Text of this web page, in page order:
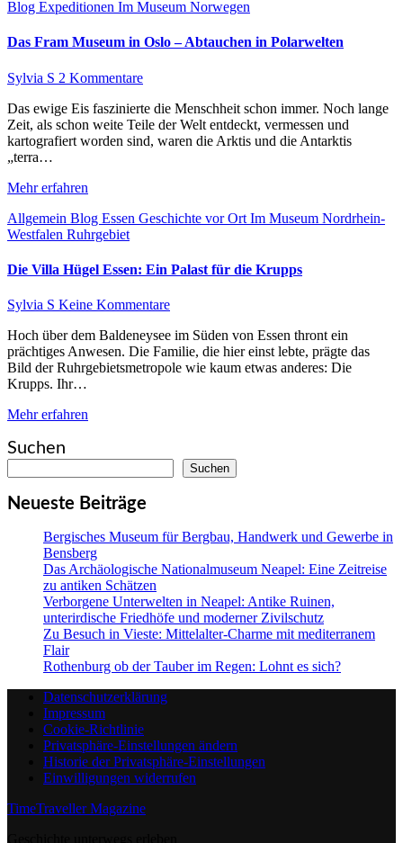
Blog Expeditionen Im Museum Norwegen
Das Fram Museum in Oslo – Abtauchen in Polarwelten
Sylvia S 2 Kommentare
Das ewige Eis faszinierte die Menschheit schon immer. Noch lange
Zeit, als schon weite Teile der Welt entdeckt, vermessen und
kartografiert worden sind, waren die Arktis und die Antarktis
„terra…
Mehr erfahren
Allgemein Blog Essen Geschichte vor Ort Im Museum Nordrhein-
Westfalen Ruhrgebiet
Die Villa Hügel Essen: Ein Palast für die Krupps
Sylvia S Keine Kommentare
Hoch über dem Baldeneysee im Süden von Essen thront ein
prächtiges Anwesen. Die Familie, die hier einst lebte, prägte das
Bild der Ruhrgebietsmetropole wie kaum etwas anderes: Die
Krupps. Ihr…
Mehr erfahren
Suchen
Suchen
Neueste Beiträge
Bergisches Museum für Bergbau, Handwerk und Gewerbe in
Bensberg
Das Archäologische Nationalmuseum Neapel: Eine Zeitreise
zu antiken Schätzen
Verborgene Unterwelten in Neapel: Antike Ruinen,
unterirdische Friedhöfe und moderner Zivilschutz
Zu Besuch in Vieste: Mittelalter-Charme mit mediterranem
Flair
Rothenburg ob der Tauber im Regen: Lohnt es sich?
Datenschutzerklärung
Impressum
Cookie-Richtlinie
Privatsphäre-Einstellungen ändern
Historie der Privatsphäre-Einstellungen
Einwilligungen widerrufen
TimeTraveller Magazine